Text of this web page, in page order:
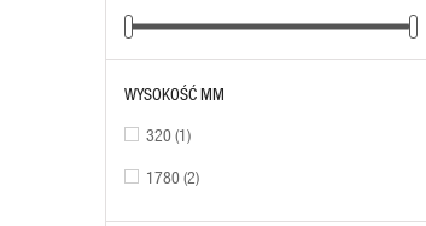
WYSOKOŚĆ MM
320(1)
1780(2)